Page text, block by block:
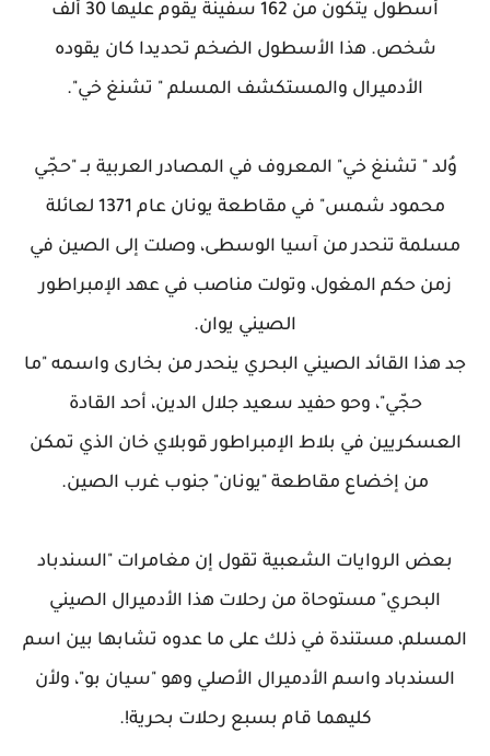
أسطول يتكون من 162 سفينة يقوم عليها 30 ألف
شخص. هذا الأسطول الضخم تحديدا كان يقوده
الأدميرال والمستكشف المسلم " تشنغ خي".
وُلد " تشنغ خي" المعروف في المصادر العربية بــ "حجّي
محمود شمس" في مقاطعة يونان عام 1371 لعائلة
مسلمة تنحدر من آسيا الوسطى، وصلت إلى الصين في
زمن حكم المغول، وتولت مناصب في عهد الإمبراطور
الصيني يوان.
جد هذا القائد الصيني البحري ينحدر من بخارى واسمه "ما
حجّي"، وحو حفيد سعيد جلال الدين، أحد القادة
العسكريين في بلاط الإمبراطور قوبلاي خان الذي تمكن
من إخضاع مقاطعة "يونان" جنوب غرب الصين.
بعض الروايات الشعبية تقول إن مغامرات "السندباد
البحري" مستوحاة من رحلات هذا الأدميرال الصيني
المسلم، مستندة في ذلك على ما عدوه تشابها بين اسم
السندباد واسم الأدميرال الأصلي وهو "سيان بو"، ولأن
كليهما قام بسبع رحلات بحرية!.